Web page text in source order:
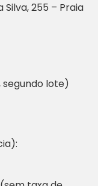
255 – Praia
lote)